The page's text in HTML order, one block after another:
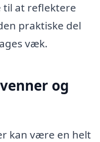
til at reflektere
praktiske del
væk.
og
kan være en helt